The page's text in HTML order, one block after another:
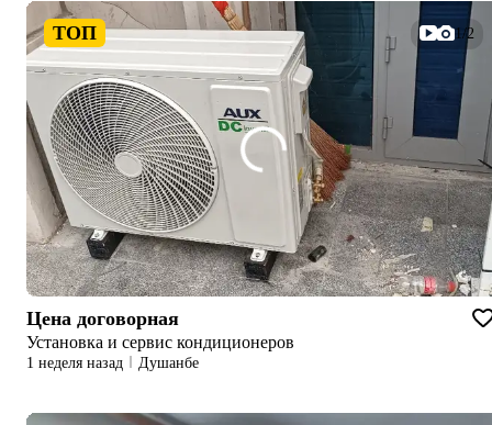
ТОП 1/2
Цена договорная
Установка и сервис кондиционеров
1 неделя назад Душанбе